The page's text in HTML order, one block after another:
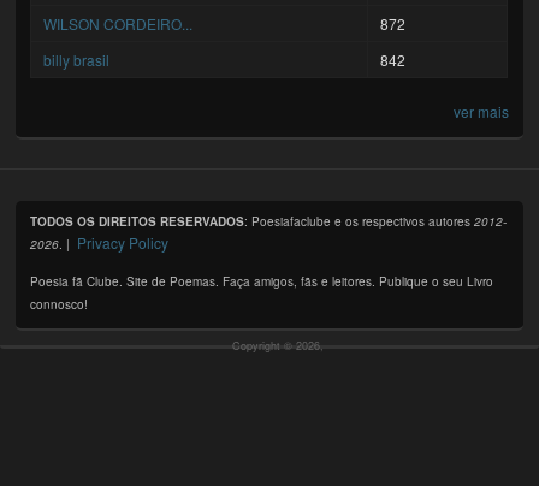
WILSON CORDEIRO...
872
billy brasil
842
ver mais
TODOS OS DIREITOS RESERVADOS: Poesiafaclube e os respectivos autores2012-
2026. | Privacy Policy
Poesia fã Clube. Site de Poemas. Faça amigos, fãs e leitores. Publique o seu Livro
connosco!
Copyright © 2026,